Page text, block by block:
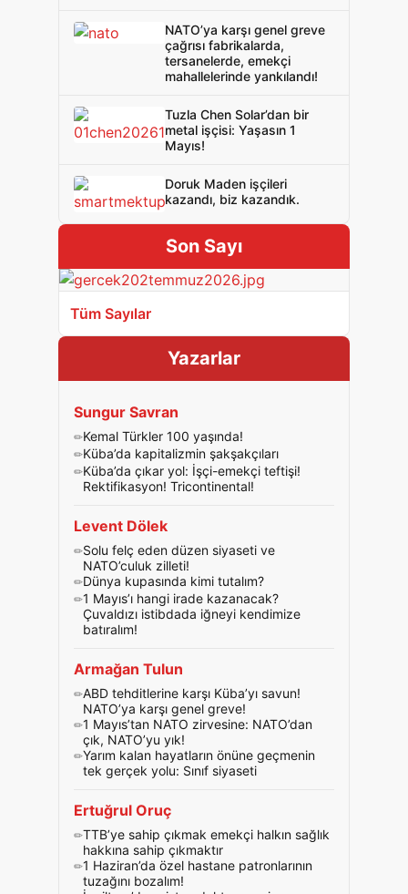
NATO’ya karşı genel greve
çağrısı fabrikalarda,
tersanelerde, emekçi
mahallelerinde yankılandı!
Tuzla Chen Solar’dan bir
metal işçisi: Yaşasın 1
Mayıs!
Doruk Maden işçileri
kazandı, biz kazandık.
Son Sayı
Tüm Sayılar
Yazarlar
Sungur Savran
Kemal Türkler 100 yaşında!
Küba’da kapitalizmin şakşakçıları
Küba’da çıkar yol: İşçi-emekçi teftişi!
Rektifikasyon! Tricontinental!
Levent Dölek
Solu felç eden düzen siyaseti ve
NATO’culuk zilleti!
Dünya kupasında kimi tutalım?
1 Mayıs’ı hangi irade kazanacak?
Çuvaldızı istibdada iğneyi kendimize
batıralım!
Armağan Tulun
ABD tehditlerine karşı Küba’yı savun!
NATO’ya karşı genel greve!
1 Mayıs’tan NATO zirvesine: NATO’dan
çık, NATO’yu yık!
Yarım kalan hayatların önüne geçmenin
tek gerçek yolu: Sınıf siyaseti
Ertuğrul Oruç
TTB’ye sahip çıkmak emekçi halkın sağlık
hakkına sahip çıkmaktır
1 Haziran’da özel hastane patronlarının
tuzağını bozalım!